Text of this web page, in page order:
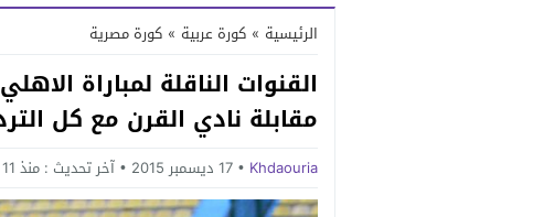
Previous
Next
الرئيسية » كورة عربية » كورة مصرية
القنوات الناقلة لمباراة
مقابلة نادي القرن مع كل
Khdaouria 17 ديسمبر 2015 آخر تحديث : منذ 11 سنة